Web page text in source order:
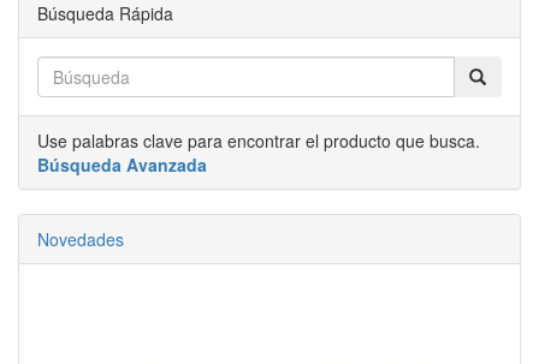
Búsqueda Rápida
Use palabras clave para encontrar el producto que busca.
Búsqueda Avanzada
Novedades